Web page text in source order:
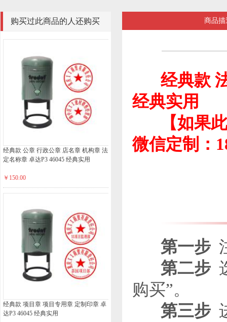
购买过此商品的人还购买
经典款 公章 行政公章 店名章 机构章 法
定名称章 卓达P3 46045 经典实用
￥150.00
经典款 项目章 项目专用章 定制印章 卓
达P3 46045 经典实用
商品描
经典款
经典实用
【如果此
微信定制：
第一步
第二步
购买”。
第三步